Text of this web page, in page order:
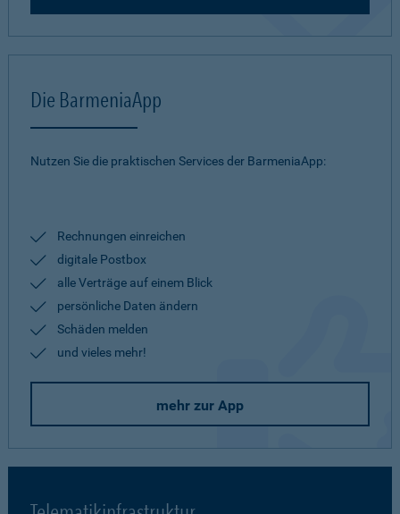
Die BarmeniaApp
Nutzen Sie die praktischen Services der BarmeniaApp:
Rechnungen einreichen
digitale Postbox
alle Verträge auf einem Blick
persönliche Daten ändern
Schäden melden
und vieles mehr!
mehr zur App